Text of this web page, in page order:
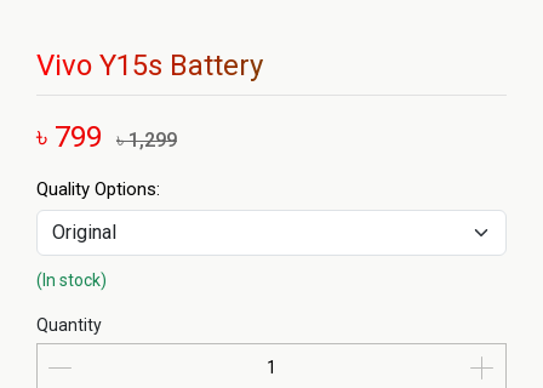
Vivo Y15s Battery
৳ 799 ৳ 1,299
Quality Options:
(In stock)
Quantity